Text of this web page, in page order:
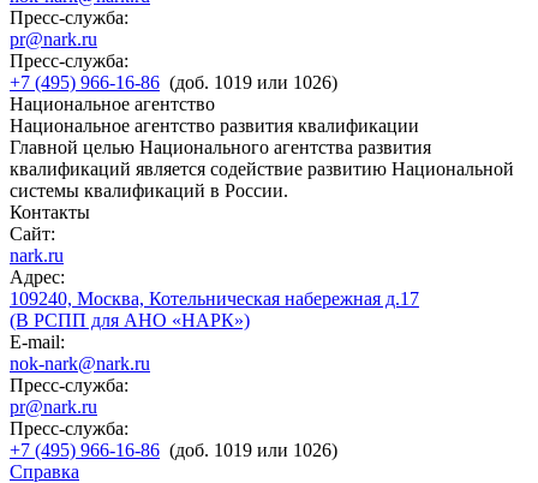
Пресс-служба:
pr@nark.ru
Пресс-служба:
+7 (495) 966-16-86 (доб. 1019 или 1026)
Национальное агентство
Национальное агентство развития квалификации
Главной целью Национального агентства развития
квалификаций является содействие развитию Национальной
системы квалификаций в России.
Контакты
Сайт:
nark.ru
Адрес:
109240, Москва, Котельническая набережная д.17
(В РСПП для АНО «НАРК»)
E-mail:
nok-nark@nark.ru
Пресс-служба:
pr@nark.ru
Пресс-служба:
+7 (495) 966-16-86 (доб. 1019 или 1026)
Справка